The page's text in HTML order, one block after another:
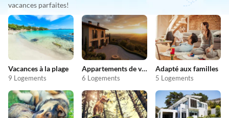
vacances parfaites!
Vacances à la plage
9 Logements
Appartements de vacances pas chers
6 Logements
Adapté aux familles
5 Logements